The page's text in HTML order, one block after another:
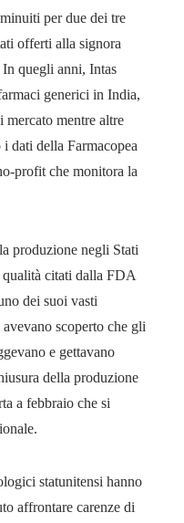
per due dei tre
offerti alla signora
In quegli anni, Intas
generici in India,
mercato mentre altre
i dati della Farmacopea
profit che monitora la
produzione negli Stati
citati dalla FDA
dei suoi vasti
scoperto che gli
e gettavano
della produzione
a febbraio che si
statunitensi hanno
affrontare carenze di